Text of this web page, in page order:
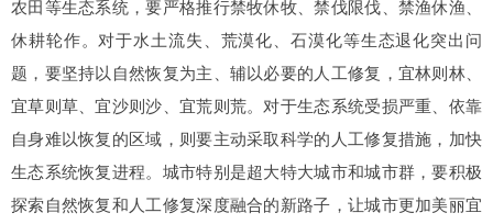
农田等生态系统，要严格推行禁牧休牧、禁伐限伐、禁渔休渔、
休耕轮作。对于水土流失、荒漠化、石漠化等生态退化突出问
题，要坚持以自然恢复为主、辅以必要的人工修复，宜林则林、
宜草则草、宜沙则沙、宜荒则荒。对于生态系统受损严重、依靠
自身难以恢复的区域，则要主动采取科学的人工修复措施，加快
生态系统恢复进程。城市特别是超大特大城市和城市群，要积极
探索自然恢复和人工修复深度融合的新路子，让城市更加美丽宜